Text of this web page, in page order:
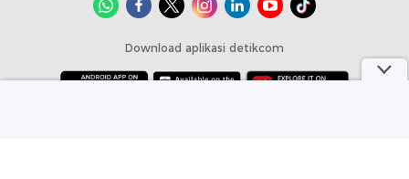
Download aplikasi detikcom